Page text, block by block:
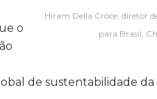
Hiram Della Croce, diretor
para Brasil,
o
de sustentabilidade